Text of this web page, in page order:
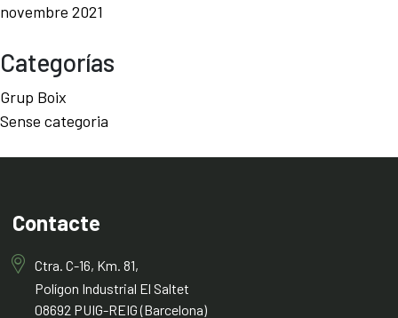
novembre 2021
Categorías
Grup Boix
Sense categoria
Contacte
Ctra. C-16, Km. 81,
Polígon Industrial El Saltet
08692 PUIG-REIG (Barcelona)